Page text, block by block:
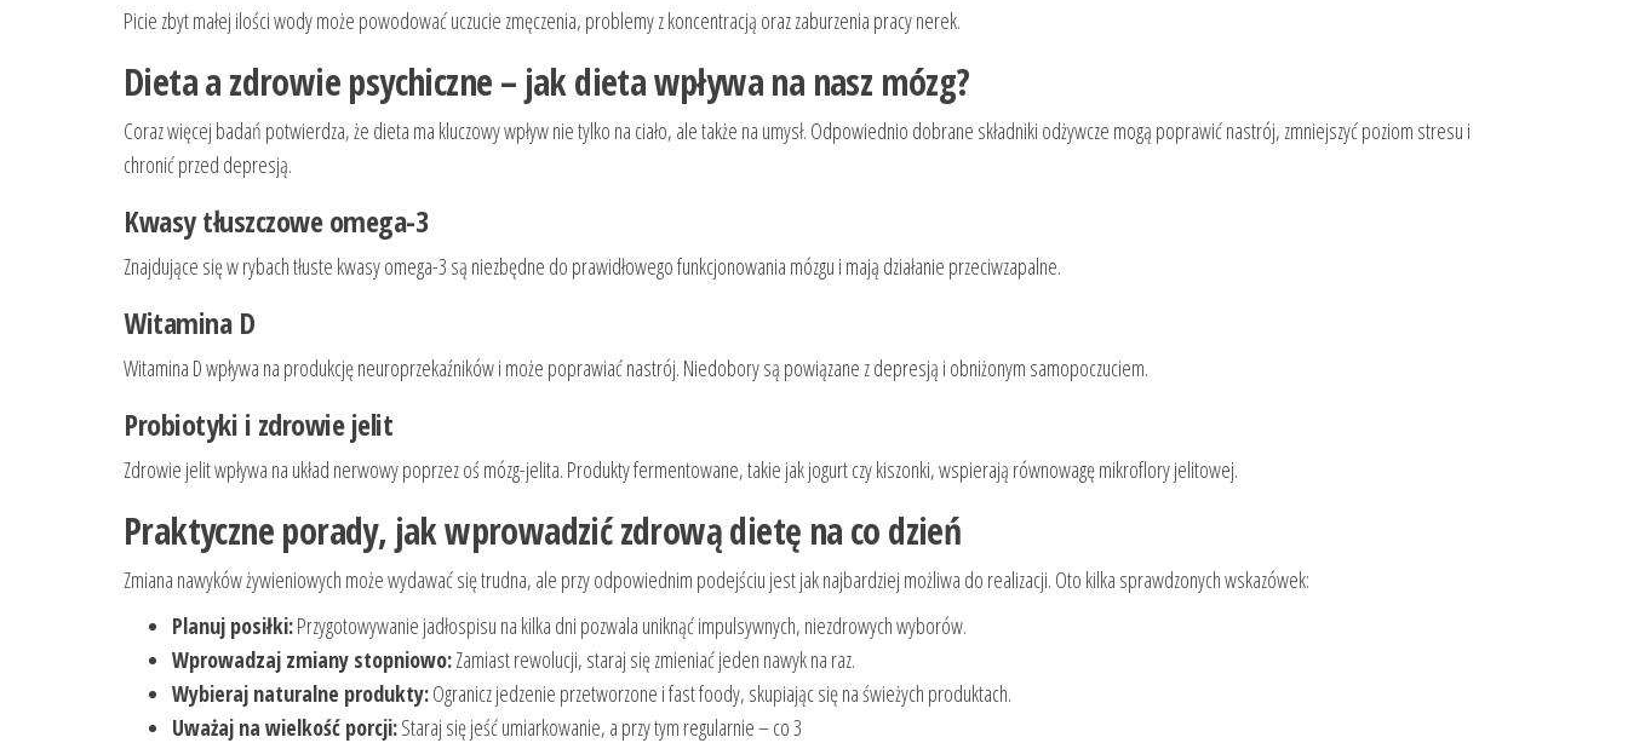
Picie zbyt małej ilości wody może powodować uczucie zmęczenia, problemy z koncentracją oraz zaburzenia pracy nerek.
Dieta a zdrowie psychiczne – jak dieta wpływa na nasz mózg?
Coraz więcej badań potwierdza, że dieta ma kluczowy wpływ nie tylko na ciało, ale także na umysł. Odpowiednio dobrane składniki odżywcze mogą poprawić nastrój, zmniejszyć poziom stresu i
chronić przed depresją.
Kwasy tłuszczowe omega-3
Znajdujące się w rybach tłuste kwasy omega-3 są niezbędne do prawidłowego funkcjonowania mózgu i mają działanie przeciwzapalne.
Witamina D
Witamina D wpływa na produkcję neuroprzekaźników i może poprawiać nastrój. Niedobory są powiązane z depresją i obniżonym samopoczuciem.
Probiotyki i zdrowie jelit
Zdrowie jelit wpływa na układ nerwowy poprzez oś mózg-jelita. Produkty fermentowane, takie jak jogurt czy kiszonki, wspierają równowagę mikroflory jelitowej.
Praktyczne porady, jak wprowadzić zdrową dietę na co dzień
Zmiana nawyków żywieniowych może wydawać się trudna, ale przy odpowiednim podejściu jest jak najbardziej możliwa do realizacji. Oto kilka sprawdzonych wskazówek:
Planuj posiłki:Przygotowywanie jadłospisu na kilka dni pozwala uniknąć impulsywnych, niezdrowych wyborów.
Wprowadzaj zmiany stopniowo:Zamiast rewolucji, staraj się zmieniać jeden nawyk na raz.
Wybieraj naturalne produkty:Ogranicz jedzenie przetworzone i fast foody, skupiając się na świeżych produktach.
Uważaj na wielkość porcji:Staraj się jeść umiarkowanie, a przy tym regularnie – co 3